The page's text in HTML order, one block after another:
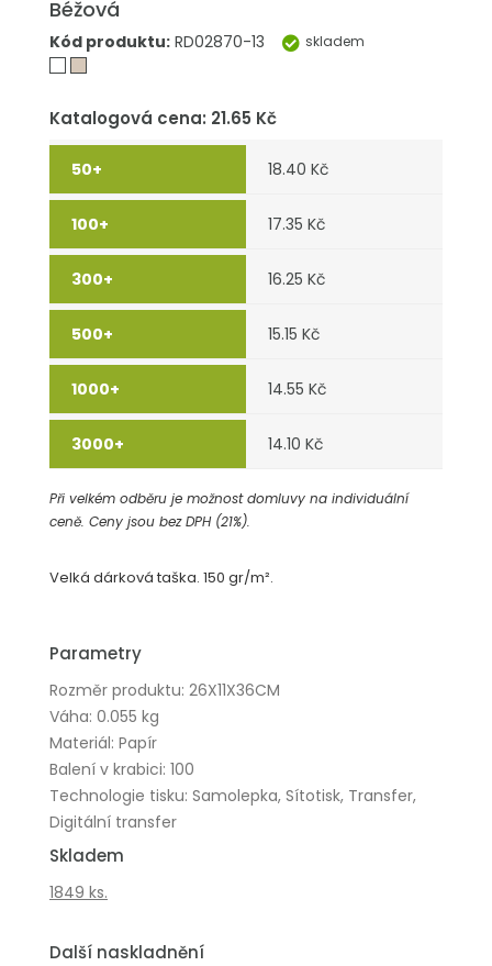
Béžová
Kód produktu: RD02870-13 skladem
Katalogová cena: 21.65 Kč
18.40 Kč
17.35 Kč
16.25 Kč
15.15 Kč
14.55 Kč
14.10 Kč
Při velkém odběru je možnost domluvy na individuální
ceně. Ceny jsou bez DPH (21%).
Velká dárková taška. 150 gr/m².
Parametry
Rozměr produktu: 26X11X36CM
Váha: 0.055 kg
Materiál: Papír
Balení v krabici: 100
Technologie tisku: Samolepka, Sítotisk, Transfer,
Digitální transfer
Skladem
1849 ks.
Další naskladnění